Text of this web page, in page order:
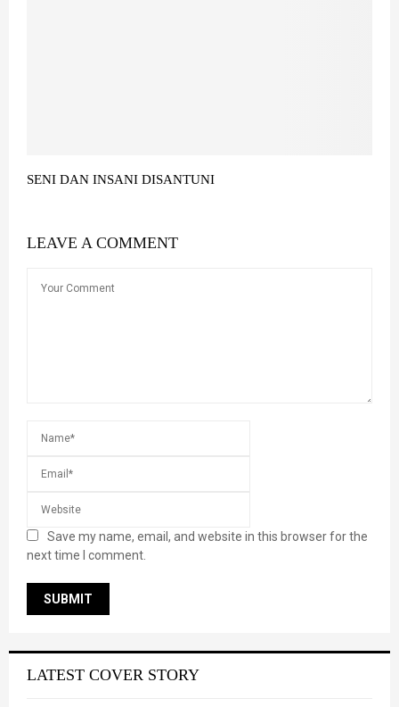
SENI DAN INSANI DISANTUNI
LEAVE A COMMENT
Save my name, email, and website in this browser for the
next time I comment.
LATEST COVER STORY